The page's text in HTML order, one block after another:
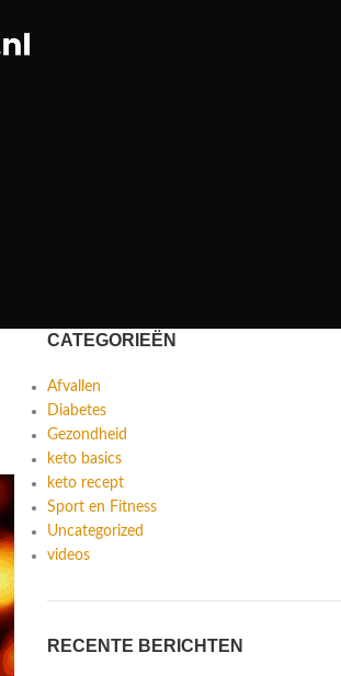
CATEGORIEËN
Afvallen
Diabetes
Gezondheid
keto basics
keto recept
Sport en Fitness
Uncategorized
videos
RECENTE BERICHTEN